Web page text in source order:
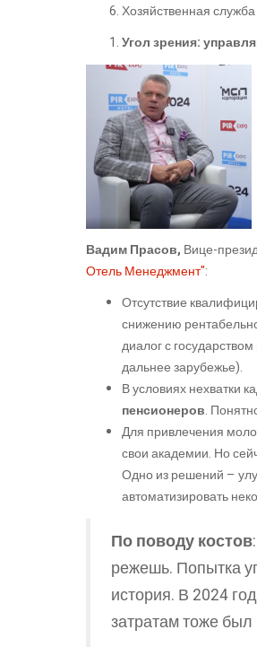
Хозяйственная служба
Угол зрения:
Вадим Прасов, Вице-
Отель Менеджмент":
Отсутствие
снижению
диалог с государством
дальнее зарубежье).
В условиях нехватки
пенсионеров.
Для привлечения
свои академии. Но
Одно из решений –
автоматизировать
По поводу костов
режешь. Попытка
история. В 2024
затратам тоже